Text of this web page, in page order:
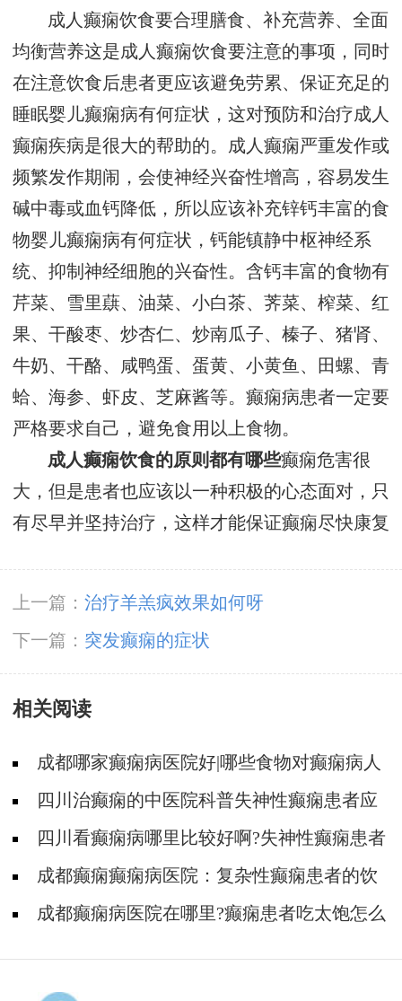
成人癫痫饮食要合理膳食、补充营养、全面
均衡营养这是成人癫痫饮食要注意的事项，同时
在注意饮食后患者更应该避免劳累、保证充足的
睡眠婴儿癫痫病有何症状，这对预防和治疗成人
癫痫疾病是很大的帮助的。成人癫痫严重发作或
频繁发作期闹，会使神经兴奋性增高，容易发生
碱中毒或血钙降低，所以应该补充锌钙丰富的食
物婴儿癫痫病有何症状，钙能镇静中枢神经系
统、抑制神经细胞的兴奋性。含钙丰富的食物有
芹菜、雪里蕻、油菜、小白茶、荠菜、榨菜、红
果、干酸枣、炒杏仁、炒南瓜子、榛子、猪肾、
牛奶、干酪、咸鸭蛋、蛋黄、小黄鱼、田螺、青
蛤、海参、虾皮、芝麻酱等。癫痫病患者一定要
严格要求自己，避免食用以上食物。
成人癫痫饮食的原则都有哪些癫痫危害很
大，但是患者也应该以一种积极的心态面对，只
有尽早并坚持治疗，这样才能保证癫痫尽快康复
上一篇： 治疗羊羔疯效果如何呀
下一篇： 突发癫痫的症状
相关阅读
成都哪家癫痫病医院好|哪些食物对癫痫病人
有帮助?
四川治癫痫的中医院科普失神性癫痫患者应
该怎样饮食?
四川看癫痫病哪里比较好啊?失神性癫痫患者
的饮食有什么注意的?
成都癫痫癫痫病医院：复杂性癫痫患者的饮
食
成都癫痫病医院在哪里?癫痫患者吃太饱怎么